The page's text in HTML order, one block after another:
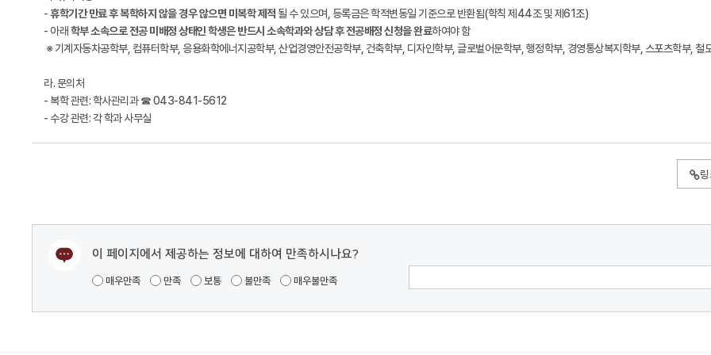
-휴학기간 만료 후 복학하지 않을 경우 않으면 미복학 제적될 수 있으며, 등록금은 학적변동일 기준으로 반환됨(학칙 제44조 및 제61조)
- 아래학부 소속으로 전공 미배정 상태인 학생은 반드시 소속학과와 상담 후 전공배정 신청을 완료하여야 함
※ 기계자동차공학부, 컴퓨터학부, 응용화학에너지공학부, 산업경영안전공학부, 건축학부, 디자인학부, 글로벌어문학부, 행정학부, 경영통상복지학부, 스포츠학부, 철
라. 문의처
- 복학 관련: 학사관리과 ☎ 043-841-5612
- 수강 관련: 각 학과 사무실
이 페이지에서 제공하는 정보에 대하여 만족하시나요?
매우만족 만족 보통 불만족 매우불만족